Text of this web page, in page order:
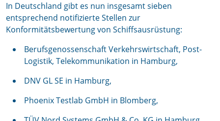
In Deutschland gibt es nun insgesamt sieben
entsprechend notifizierte Stellen zur
Konformitätsbewertung von Schiffsausrüstung:
Berufsgenossenschaft Verkehrswirtschaft, Post-
Logistik, Telekommunikation in Hamburg,
DNV GL SE in Hamburg,
Phoenix Testlab GmbH in Blomberg,